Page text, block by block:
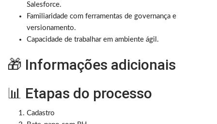
Salesforce.
Familiaridade com ferramentas de governança e
versionamento.
Capacidade de trabalhar em ambiente ágil.
🎁 Informações adicionais
📊 Etapas do processo
Cadastro